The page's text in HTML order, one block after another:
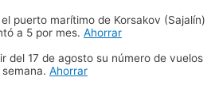
puerto marítimo de Korsakov (Sajalín)
a 5 por mes. Ahorrar
del 17 de agosto su número de vuelos
Ahorrar